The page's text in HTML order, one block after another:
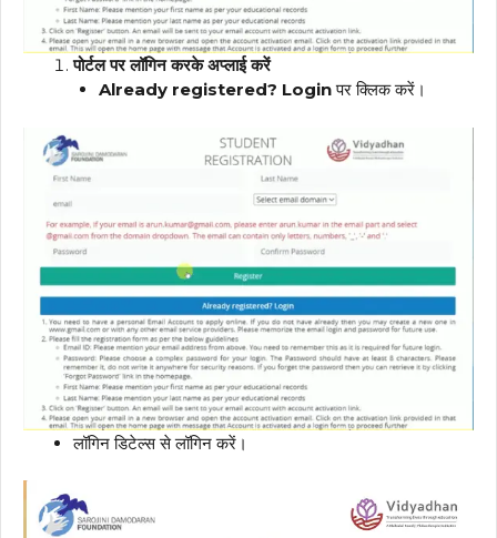
पोर्टल पर लॉगिन करके अप्लाई करें
Already registered? Loginपर क्लिक करें।
लॉगिन डिटेल्स से लॉगिन करें।